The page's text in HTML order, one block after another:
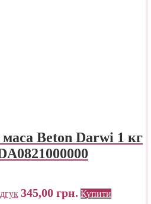
Beton Darwi 1 кг
345,00 грн. Купити